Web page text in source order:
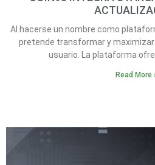
Al hacerse un nombre como
pretende transformar y maximizar
usuario. La plataforma
Read More